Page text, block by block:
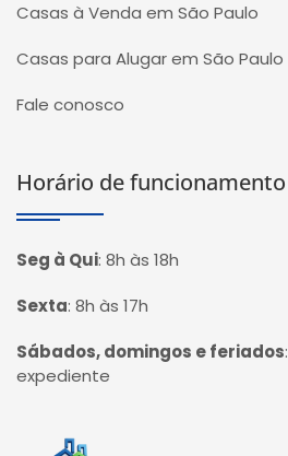
Casas à Venda em São Paulo
Casas para Alugar em São Paulo
Fale conosco
Horário de funcionamento
Seg à Qui: 8h às 18h
Sexta: 8h às 17h
Sábados, domingos e feriados:
expediente
Página inicial